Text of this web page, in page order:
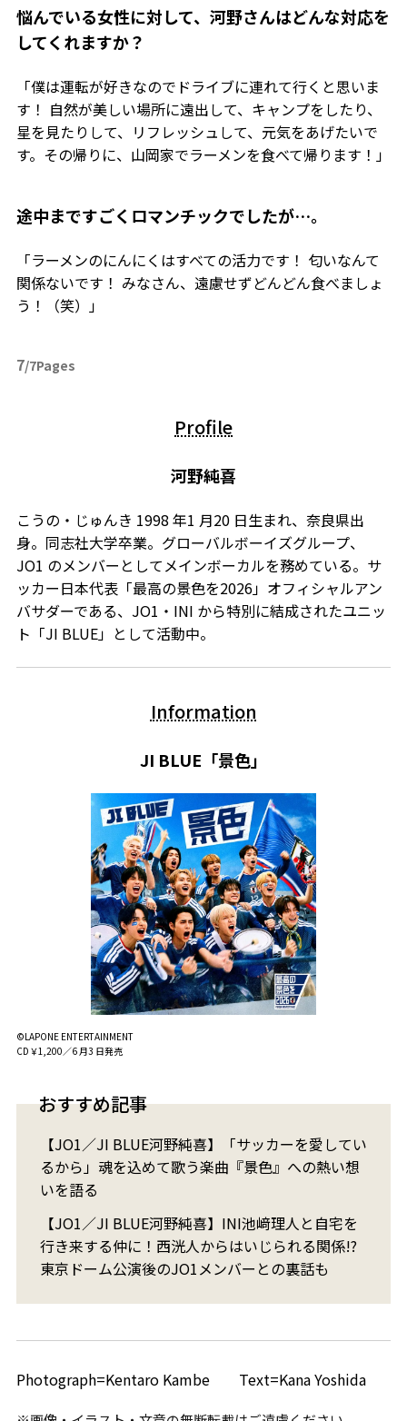
――悩んでいる女性に対して、河野さんはどんな対応を
してくれますか？
「僕は運転が好きなのでドライブに連れて行くと思いま
す！ 自然が美しい場所に遠出して、キャンプをしたり、
星を見たりして、リフレッシュして、元気をあげたいで
す。その帰りに、山岡家でラーメンを食べて帰ります！」
――途中まですごくロマンチックでしたが…。
「ラーメンのにんにくはすべての活力です！ 匂いなんて
関係ないです！ みなさん、遠慮せずどんどん食べましょ
う！（笑）」
7/7Pages
Profile
河野純喜
こうの・じゅんき 1998 年1 月20 日生まれ、奈良県出
身。同志社大学卒業。グローバルボーイズグループ、
JO1 のメンバーとしてメインボーカルを務めている。サ
ッカー日本代表「最高の景色を2026」オフィシャルアン
バサダーである、JO1・INI から特別に結成されたユニッ
ト「JI BLUE」として活動中。
Information
JI BLUE「景色」
©LAPONE ENTERTAINMENT
CD￥1,200／6 月3 日発売
おすすめ記事
【JO1／JI BLUE河野純喜】「サッカーを愛してい
るから」魂を込めて歌う楽曲『景色』への熱い想
いを語る
【JO1／JI BLUE河野純喜】INI池﨑理人と自宅を
行き来する仲に！西洸人からはいじられる関係!?
東京ドーム公演後のJO1メンバーとの裏話も
Photograph=Kentaro Kambe Text=Kana Yoshida